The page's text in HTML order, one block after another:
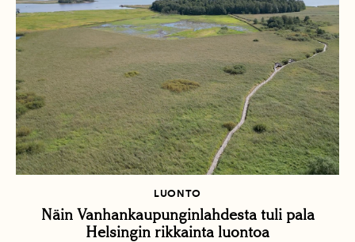
LUONTO
Näin Vanhankaupungin­lahdesta tuli pala
Helsingin rikkainta luontoa